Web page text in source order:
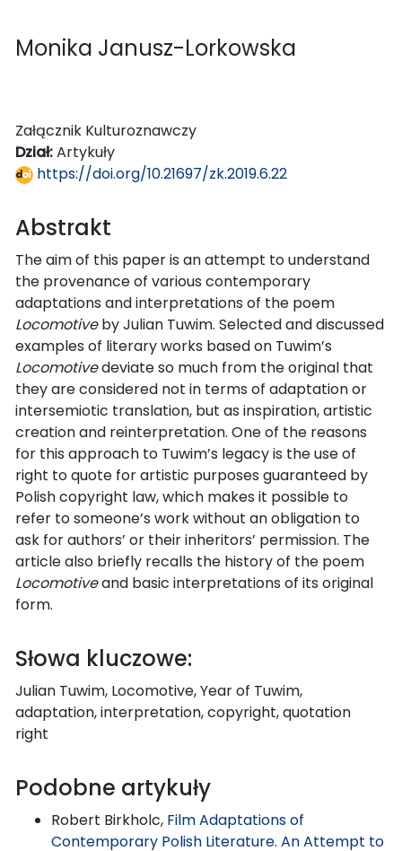
Monika Janusz-Lorkowska
Załącznik Kulturoznawczy
Dział:Artykuły
https://doi.org/10.21697/zk.2019.6.22
Abstrakt
The aim of this paper is an attempt to understand
the provenance of various contemporary
adaptations and interpretations of the poem
Locomotiveby Julian Tuwim. Selected and discussed
examples of literary works based on Tuwim’s
Locomotivedeviate so much from the original that
they are considered not in terms of adaptation or
intersemiotic translation, but as inspiration, artistic
creation and reinterpretation. One of the reasons
for this approach to Tuwim’s legacy is the use of
right to quote for artistic purposes guaranteed by
Polish copyright law, which makes it possible to
refer to someone’s work without an obligation to
ask for authors’ or their inheritors’ permission. The
article also briefly recalls the history of the poem
Locomotiveand basic interpretations of its original
form.
Słowa kluczowe:
Julian Tuwim, Locomotive, Year of Tuwim,
adaptation, interpretation, copyright, quotation
right
Podobne artykuły
Robert Birkholc, Film Adaptations of
Contemporary Polish Literature. An Attempt to